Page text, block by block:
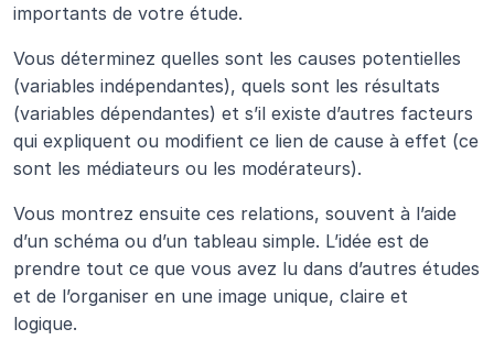
importants de votre étude.
Vous déterminez quelles sont les causes potentielles
(variables indépendantes), quels sont les résultats
(variables dépendantes) et s’il existe d’autres facteurs
qui expliquent ou modifient ce lien de cause à effet (ce
sont les médiateurs ou les modérateurs).
Vous montrez ensuite ces relations, souvent à l’aide
d’un schéma ou d’un tableau simple. L’idée est de
prendre tout ce que vous avez lu dans d’autres études
et de l’organiser en une image unique, claire et
logique.